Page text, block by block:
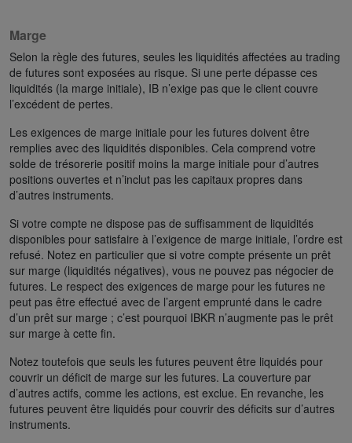
Marge
Selon la règle des futures, seules les liquidités affectées au trading
de futures sont exposées au risque. Si une perte dépasse ces
liquidités (la marge initiale), IB n’exige pas que le client couvre
l’excédent de pertes.
Les exigences de marge initiale pour les futures doivent être
remplies avec des liquidités disponibles. Cela comprend votre
solde de trésorerie positif moins la marge initiale pour d’autres
positions ouvertes et n’inclut pas les capitaux propres dans
d’autres instruments.
Si votre compte ne dispose pas de suffisamment de liquidités
disponibles pour satisfaire à l’exigence de marge initiale, l’ordre est
refusé. Notez en particulier que si votre compte présente un prêt
sur marge (liquidités négatives), vous ne pouvez pas négocier de
futures. Le respect des exigences de marge pour les futures ne
peut pas être effectué avec de l’argent emprunté dans le cadre
d’un prêt sur marge ; c’est pourquoi IBKR n’augmente pas le prêt
sur marge à cette fin.
Notez toutefois que seuls les futures peuvent être liquidés pour
couvrir un déficit de marge sur les futures. La couverture par
d’autres actifs, comme les actions, est exclue. En revanche, les
futures peuvent être liquidés pour couvrir des déficits sur d’autres
instruments.